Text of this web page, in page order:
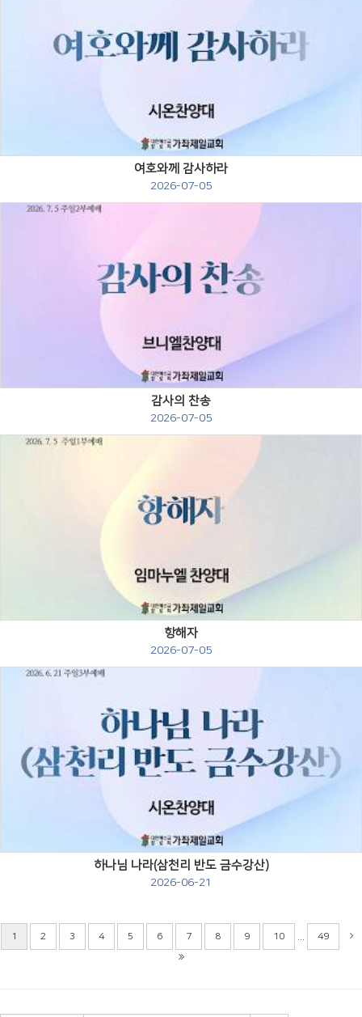
여호와께 감사하라
2026-07-05
감사의 찬송
2026-07-05
항해자
2026-07-05
Views
하나님 나라(삼천리 반도 금수강산)
2026-06-21
1 2 3 4 5 6 7 8 9 10 49